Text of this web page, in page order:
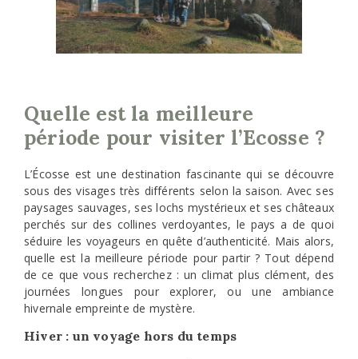
Quelle est la meilleure
période pour visiter l’Ecosse ?
L’Écosse est une destination fascinante qui se découvre
sous des visages très différents selon la saison. Avec ses
paysages sauvages, ses lochs mystérieux et ses châteaux
perchés sur des collines verdoyantes, le pays a de quoi
séduire les voyageurs en quête d’authenticité. Mais alors,
quelle est la meilleure période pour partir ? Tout dépend
de ce que vous recherchez : un climat plus clément, des
journées longues pour explorer, ou une ambiance
hivernale empreinte de mystère.
Hiver : un voyage hors du temps